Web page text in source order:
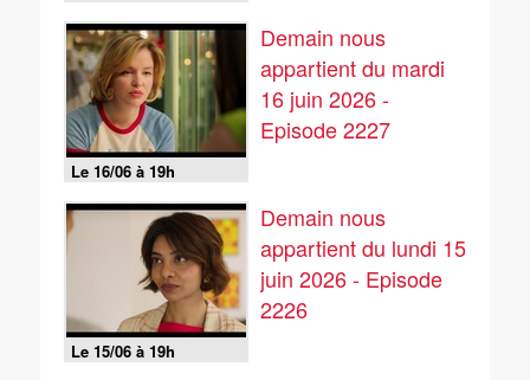
Le 16/06 à 19h
Demain nous
appartient du mardi
16 juin 2026 -
Episode 2227
Le 15/06 à 19h
Demain nous
appartient du lundi 15
juin 2026 - Episode
2226